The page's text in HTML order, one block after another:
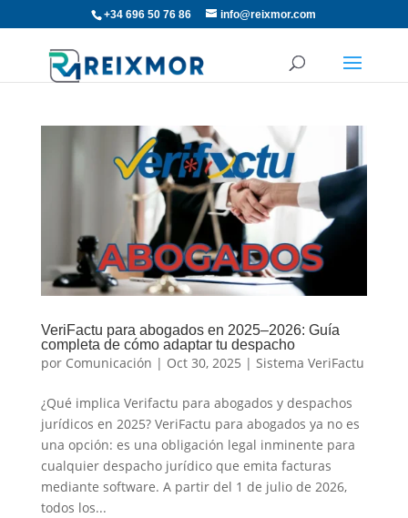
+34 696 50 76 86 info@reixmor.com
VeriFactu para abogados en 2025–2026: Guía
completa de cómo adaptar tu despacho
por Comunicación | Oct 30, 2025 | Sistema VeriFactu
¿Qué implica Verifactu para abogados y despachos
jurídicos en 2025? VeriFactu para abogados ya no es
una opción: es una obligación legal inminente para
cualquier despacho jurídico que emita facturas
mediante software. A partir del 1 de julio de 2026,
todos los...